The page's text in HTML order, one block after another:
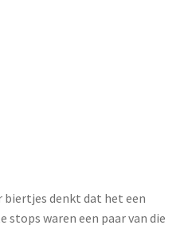
biertjes denkt dat het een
stops waren een paar van die